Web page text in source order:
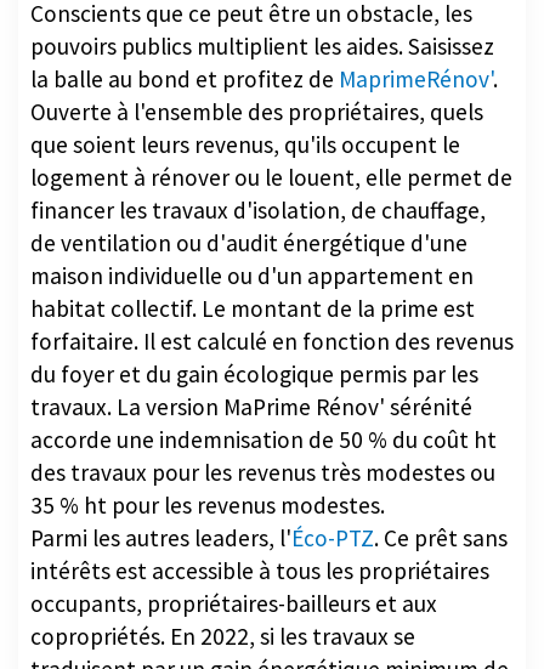
la balle au bond et profitez deMaprimeRénov'
Ouverte à l'ensemble des propriétaires, quels
que soient leurs revenus, qu'ils occupent le
logement à rénover ou le louent, elle permet de
financer les travaux d'isolation, de chauffage,
de ventilation ou d'audit énergétique d'une
maison individuelle ou d'un appartement en
habitat collectif. Le montant de la prime est
forfaitaire. Il est calculé en fonction des revenus
du foyer et du gain écologique permis par les
travaux. La version MaPrime Rénov' sérénité
accorde une indemnisation de 50 % du coût ht
des travaux pour les revenus très modestes ou
35 % ht pour les revenus modestes.
Parmi les autres leaders, l'Éco-PTZ. Ce prêt sans
intérêts est accessible à tous les propriétaires
occupants, propriétaires-bailleurs et aux
copropriétés. En 2022, si les travaux se
traduisent par un gain énergétique minimum de
35 %, le montant du prêt pourra aller jusqu'à 50